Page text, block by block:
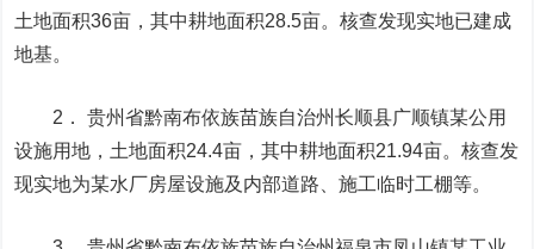
土地面积36亩，其中耕地面积28.5亩。核查发现实地已建成
地基。
2． 贵州省黔南布依族苗族自治州长顺县广顺镇某公用
设施用地，土地面积24.4亩，其中耕地面积21.94亩。核查发
现实地为某水厂房屋设施及内部道路、施工临时工棚等。